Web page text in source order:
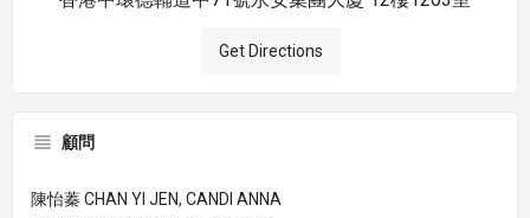
Get Directions
顧問
陳怡蓁 CHAN YI JEN, CANDI ANNA